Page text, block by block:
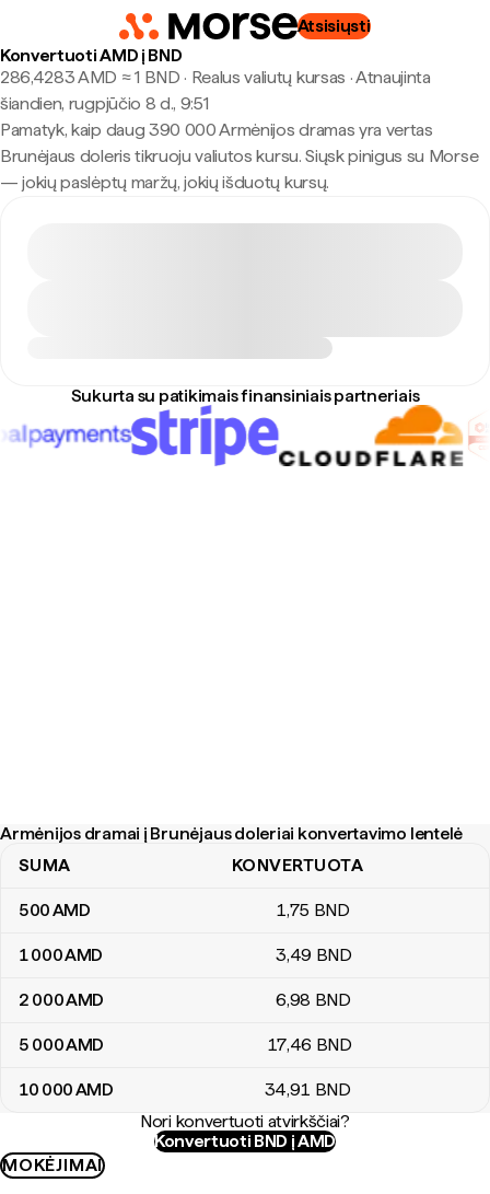
Atsisiųsti
Konvertuoti AMD į BND
286,4283 AMD ≈ 1 BND · Realus valiutų kursas ·Atnaujinta
šiandien, rugpjūčio 8 d., 9:51
Pamatyk, kaip daug 390 000 Armėnijos dramas yra vertas
Brunėjaus doleris tikruoju valiutos kursu. Siųsk pinigus su Morse
— jokių paslėptų maržų, jokių išduotų kursų.
Sukurta su patikimais finansiniais partneriais
Armėnijos dramai į Brunėjaus doleriai konvertavimo lentelė
Armėnijos dramai į Brunėjaus doleriai konvertavimo lentelė
SUMA KONVERTUOTA
500AMD 1,75 BND
1 000AMD 3,49 BND
2 000AMD 6,98 BND
5 000AMD 17,46 BND
10 000AMD 34,91 BND
Nori konvertuoti atvirkščiai?
Konvertuoti BND į AMD
MOKĖJIMAI